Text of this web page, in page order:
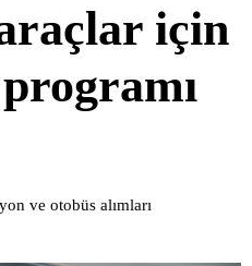
için
ve otobüs alımları